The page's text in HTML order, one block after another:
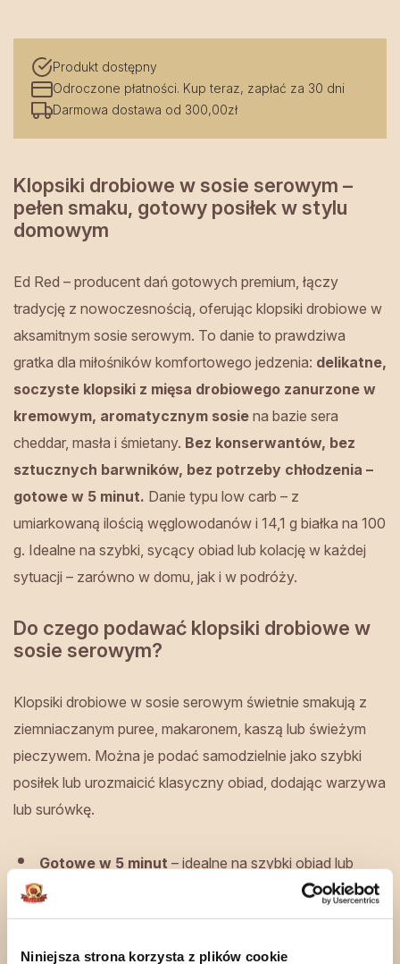
Niniejsza strona korzysta z plików cookie
EdRed
Produkt dostępny
Odroczone płatności. Kup teraz, zapłać za 30 dni
Darmowa dostawa od 300,00zł
Klopsiki drobiowe w sosie serowym –
pełen smaku, gotowy posiłek w stylu
domowym
Ed Red – producent dań gotowych premium, łączy
tradycję z nowoczesnością, oferując klopsiki drobiowe w
aksamitnym sosie serowym. To danie to prawdziwa
gratka dla miłośników komfortowego jedzenia: delikatne,
soczyste klopsiki z mięsa drobiowego zanurzone w
kremowym, aromatycznym sosie na bazie sera
cheddar, masła i śmietany. Bez konserwantów, bez
sztucznych barwników, bez potrzeby chłodzenia –
gotowe w 5 minut. Danie typu low carb – z
umiarkowaną ilością węglowodanów i 14,1 g białka na 100
g. Idealne na szybki, sycący obiad lub kolację w każdej
sytuacji – zarówno w domu, jak i w podróży.
Do czego podawać klopsiki drobiowe w
sosie serowym?
Klopsiki drobiowe w sosie serowym świetnie smakują z
ziemniaczanym puree, makaronem, kaszą lub świeżym
pieczywem. Można je podać samodzielnie jako szybki
posiłek lub urozmaicić klasyczny obiad, dodając warzywa
lub surówkę.
Gotowe w 5 minut – idealne na szybki obiad lub
kolację.
przechowywania, doskonałe na podróż.